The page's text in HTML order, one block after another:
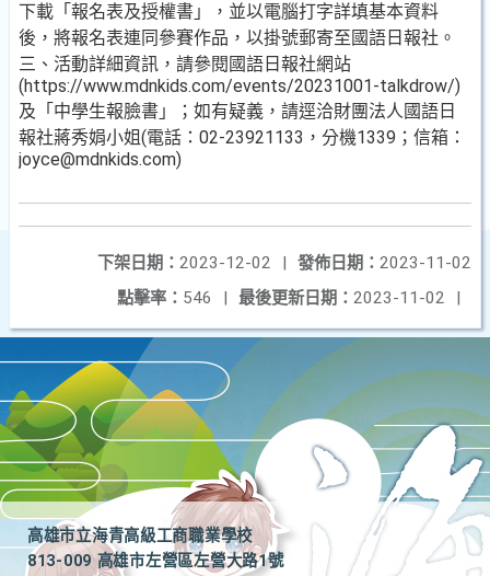
下載「報名表及授權書」，並以電腦打字詳填基本資料
後，將報名表連同參賽作品，以掛號郵寄至國語日報社。
三、活動詳細資訊，請參閱國語日報社網站
(https://www.mdnkids.com/events/20231001-talkdrow/)
及「中學生報臉書」；如有疑義，請逕洽財團法人國語日
報社蔣秀娟小姐(電話：02-23921133，分機1339；信箱：
joyce@mdnkids.com)
發佈日期： 2023-11-02
下架日期： 2023-12-02
|
最後更新日期： 2023-11-02 |
點擊率： 546 |
高雄市立海青高級工商職業學校
813-009 高雄市左營區左營大路1號